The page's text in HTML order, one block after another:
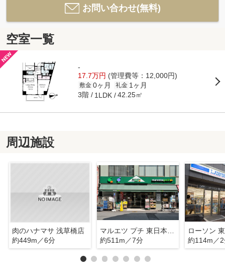
お問い合わせ(無料)
空室一覧
-
17.7万円 (管理費等：12,000円)
敷金 0ヶ月 礼金 1ヶ月
3階 1LDK 42.25㎡
周辺施設
肉のハナマサ 浅草橋店
約449m／6分
約511m／7分
約114m／